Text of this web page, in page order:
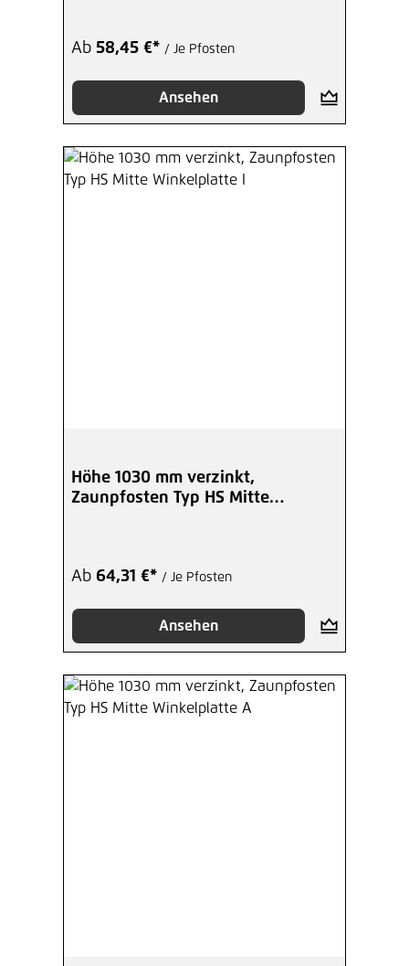
Ab 58,45 €* / Je Pfosten
Ansehen
Höhe 1030 mm verzinkt,
Zaunpfosten Typ HS Mitte
Ab 64,31 €* / Je Pfosten
Ansehen